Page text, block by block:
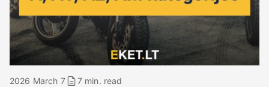
2026 March 7 7 min. read